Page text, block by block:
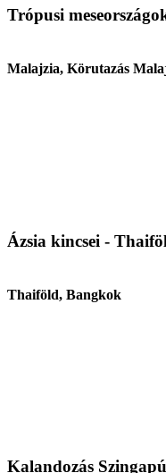
Trópusi
Malajzia, Körutazás
Ázsia kincsei -
Thaiföld, Bangkok
Kalandozás